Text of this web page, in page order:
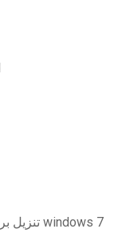
محول usb بلوتوث es-388 v2.0 تنزيل برنامج تشغيل windows 7